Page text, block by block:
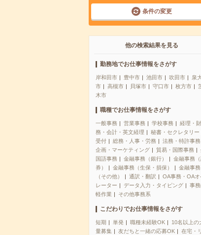
条件の変更
他の検索結果を見る
勤務地でお仕事情報をさがす
岸和田市 豊中市 池田市 吹田市
泉
市
高槻市 貝塚市 守口市 枚方市
木市
職種でお仕事情報をさがす
一般事務 営業事務 学校事務
経理・財
務・会計・英文経理
秘書・セクレタリー
受付
総務・人事・労務
法務・特許事務
企画・マーケティング
貿易・国際事務
国語事務
金融事務（銀行）
金融事務
券）
金融事務（生保・損保）
金融事務
（その他）
通訳・翻訳
OA事務・OAオ
レーター
データ入力・タイピング
事務
軽作業
その他事務系
こだわりでお仕事情報をさがす
短期 単発 職種未経験OK
10名以上の
量募集
友だちと一緒の応募OK
在宅・